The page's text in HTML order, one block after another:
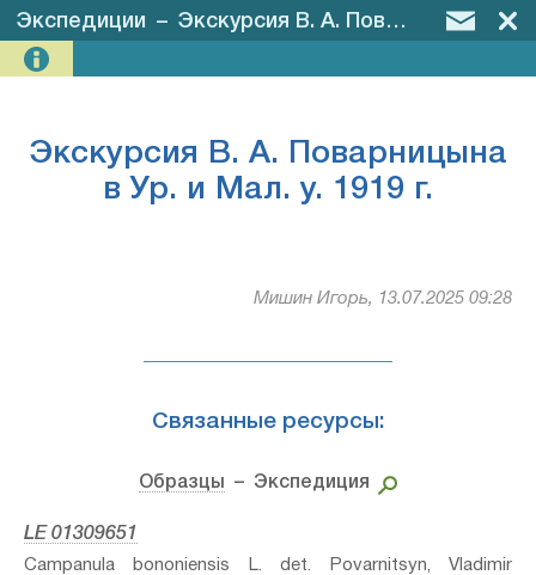
Экспедиции – Экскурсия В. А. Поварницына в Ур. и Мал. у. 1919 г.
Экскурсия В. А. Поварницына
в Ур. и Мал. у. 1919 г.
Мишин Игорь, 13.07.2025 09:28
Связанные ресурсы:
Образцы – Экспедиция
LE 01309651
Campanula bononiensis L.⁣ det. Povarnitsyn, Vladimir